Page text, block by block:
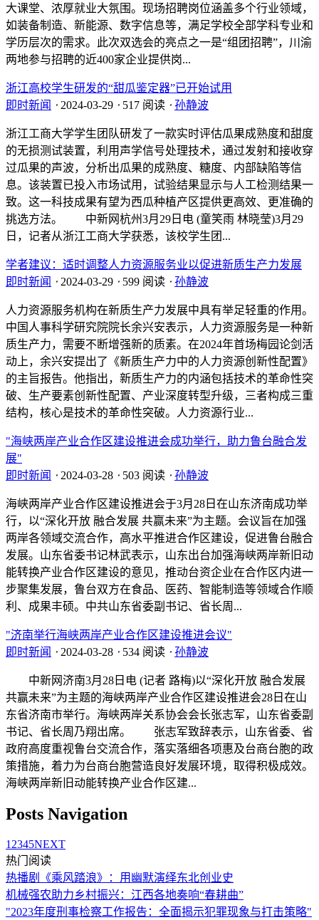
大课堂、浓厚就业大氛围。现场招聘岗位涵盖多个行业领域，
如装备制造、新能源、数字信息等，满足学校全部学科专业和
学历层次的需求。此次双选会的亮点之一是“组团招聘”，川渝
两地参与招聘的近400家企业提供岗...
浙江高校学生研发的“甜瓜鉴定器”已开始试用
即时新闻 ⋅ 2024-03-29 ⋅ 517 阅读 ⋅ 孙静波
浙江工商大学学生团队研发了一款实时评估瓜果成熟度和甜度
的无损测试装置，利用声学信号处理技术，通过发射和接收穿
过瓜果的声波，分析出瓜果的成熟度、糖度、内部缺陷等信
息。该装置已投入市场试用，试验结果显示与人工检测结果一
致。这一科技成果有望为西瓜种植产区提供更高效、更准确的
挑选方法。 中新网杭州3月29日电 (童笑雨 林晓莹)3月29
日，记者从浙江工商大学获悉，该校学生团...
学者建议：适时调整人力资源服务业以促进新质生产力发展
即时新闻 ⋅ 2024-03-29 ⋅ 599 阅读 ⋅ 孙静波
人力资源服务机构在新质生产力发展中具有举足轻重的作用。
中国人事科学研究院院长余兴安表示，人力资源服务是一种新
质生产力，需要不断增强新的质素。在2024年首场梅园论剑活
动上，余兴安提出了《新质生产力中的人力资源创新性配置》
的主旨报告。他指出，新质生产力的内涵包括技术的革命性突
破、生产要素创新性配置、产业深度转型升级，三者构成三重
结构，核心是技术的革命性突破。人力资源行业...
"海峡两岸产业合作区建设推进会成功举行，助力鲁台融合发
展"
即时新闻 ⋅ 2024-03-28 ⋅ 503 阅读 ⋅ 孙静波
海峡两岸产业合作区建设推进会于3月28日在山东济南成功举
行，以“深化开放 融合发展 共赢未来”为主题。会议旨在加强
两岸各领域交流合作，高水平推进合作区建设，促进鲁台融合
发展。山东省委书记林武表示，山东出台加强海峡两岸新旧动
能转换产业合作区建设的意见，推动台资企业在合作区内进一
步聚集发展，鲁台双方在食品、医药、智能制造等领域合作顺
利、成果丰硕。中共山东省委副书记、省长周...
"济南举行海峡两岸产业合作区建设推进会议"
即时新闻 ⋅ 2024-03-28 ⋅ 534 阅读 ⋅ 孙静波
中新网济南3月28日电 (记者 路梅)以“深化开放 融合发展
共赢未来”为主题的海峡两岸产业合作区建设推进会28日在山
东省济南市举行。海峡两岸关系协会会长张志军，山东省委副
书记、省长周乃翔出席。 张志军致辞表示，山东省委、省
政府高度重视鲁台交流合作，落实落细各项惠及台商台胞的政
策措施，着力为台商台胞营造良好发展环境，取得积极成效。
海峡两岸新旧动能转换产业合作区建...
Posts Navigation
1 2345NEXT
热门阅读
热播剧《乘风踏浪》：用幽默演绎东北创业史
机械强农助力乡村振兴：江西各地奏响“春耕曲”
"2023年度刑事检察工作报告：全面揭示犯罪现象与打击策略"